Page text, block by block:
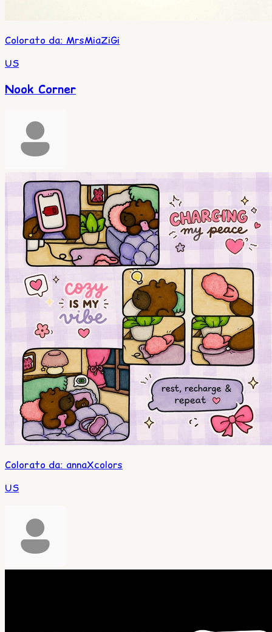
Colorato da: MrsMiaZiGi
US
Nook Corner
Colorato da: annaXcolors
US